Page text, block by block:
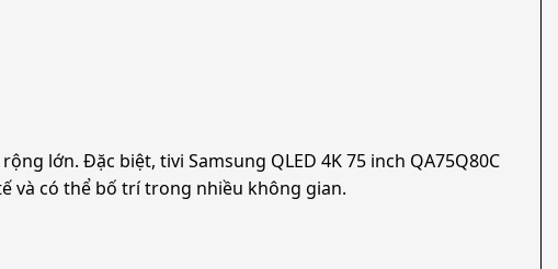
lớn. Đặc biệt, tivi Samsung QLED 4K 75 inch QA75Q80C
và có thể bố trí trong nhiều không gian.